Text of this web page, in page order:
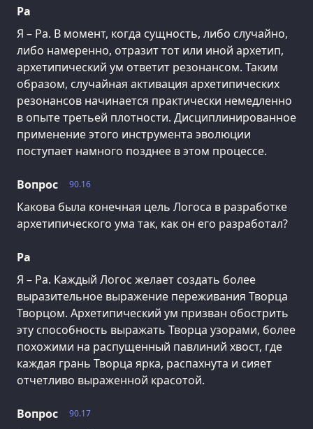
Ра
Я – Ра. В момент, когда сущность, либо случайно,
либо намеренно, отразит тот или иной архетип,
архетипический ум ответит резонансом. Таким
образом, случайная активация архетипических
резонансов начинается практически немедленно
в опыте третьей плотности. Дисциплинированное
применение этого инструмента эволюции
поступает намного позднее в этом процессе.
90.16
Вопрос
Какова была конечная цель Логоса в разработке
архетипического ума так, как он его разработал?
Ра
Я – Ра. Каждый Логос желает создать более
выразительное выражение переживания Творца
Творцом. Архетипический ум призван обострить
эту способность выражать Творца узорами, более
похожими на распущенный павлиний хвост, где
каждая грань Творца ярка, распахнута и сияет
отчетливо выраженной красотой.
90.17
Вопрос